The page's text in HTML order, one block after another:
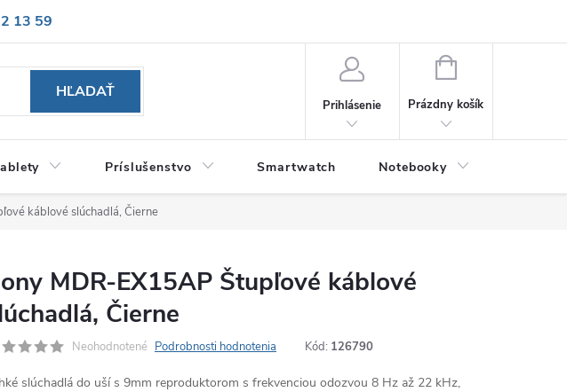
13 59
HĽADAŤ
Prihlásenie
NÁKUPNÝ
Prázdny košík
Príslušenstvo Smartwatch Notebooky
káblové slúchadlá, Čierne
MDR-EX15AP Štupľové káblové
Čierne
Neohodnotené Podrobnosti hodnotenia Kód: 126790
slúchadlá do uší s 9mm reproduktorom s frekvenciou odozvou 8 Hz až 22 kHz,